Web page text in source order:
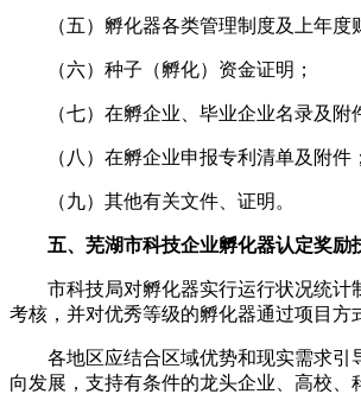
（五）孵化器各类管理制度及上年度
（六）种子（孵化）资金证明；
（七）在孵企业、毕业企业名录及附
（八）在孵企业申报专利清单及附件；
（九）其他有关文件、证明。
五、芜湖市科技企业孵化器认定奖励
市科技局对孵化器实行运行状况统计
考核，并对优秀等级的孵化器通过项目方
各地区应结合区域优势和现实需求引
向发展，支持有条件的龙头企业、高校、